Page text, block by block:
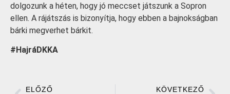
dolgozunk a héten, hogy jó meccset játszunk a Sopron
ellen. A rájátszás is bizonyítja, hogy ebben a bajnokságban
bárki megverhet bárkit.
#HajráDKKA
ELŐZŐ KÖVETKEZŐ